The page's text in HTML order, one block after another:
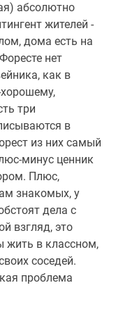
абсолютно
жителей -
дома есть на
нет
как в
три
в
из них самый
минус ценник
Плюс,
знакомых, у
дела с
взгляд, это
жить в классном,
соседей.
проблема